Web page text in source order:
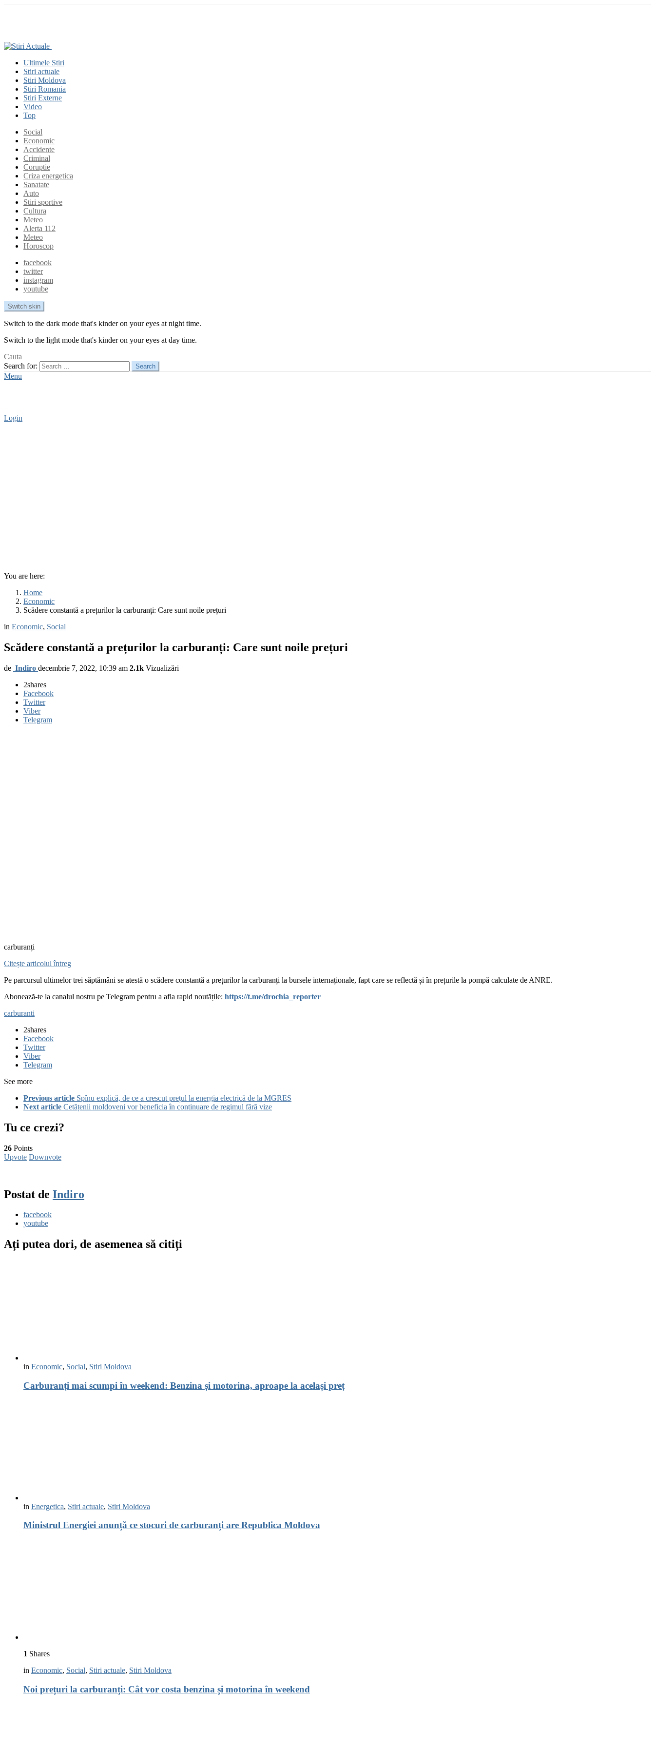
Ultimele Stiri
Stiri actuale
Stiri Moldova
Stiri Romania
Stiri Externe
Video
Top
Social
Economic
Accidente
Criminal
Coruptie
Criza energetica
Sanatate
Auto
Stiri sportive
Cultura
Meteo
Alerta 112
Meteo
Horoscop
facebook
twitter
instagram
youtube
Switch skin
Switch to the dark mode that's kinder on your eyes at night time.
Switch to the light mode that's kinder on your eyes at day time.
Cauta
Search for:
Search
Menu
Login
You are here:
Home
Economic
Scădere constantă a prețurilor la carburanți: Care sunt noile prețuri
in Economic, Social
Scădere constantă a prețurilor la carburanți: Care sunt noile prețuri
de Indiro decembrie 7, 2022, 10:39 am 2.1k Vizualizări
2shares
Facebook
Twitter
Viber
Telegram
carburanți
Citește articolul întreg
Pe parcursul ultimelor trei săptămâni se atestă o scădere constantă a prețurilor la carburanți la bursele internaționale, fapt care se reflectă și în prețurile la pompă calculate de ANRE.
Abonează-te la canalul nostru pe Telegram pentru a afla rapid noutățile: https://t.me/drochia_reporter
carburanti
2shares
Facebook
Twitter
Viber
Telegram
See more
Previous article Spînu explică, de ce a crescut prețul la energia electrică de la MGRES
Next article Cetățenii moldoveni vor beneficia în continuare de regimul fără vize
Tu ce crezi?
26 Points
Upvote Downvote
Postat de Indiro
facebook
youtube
Ați putea dori, de asemenea să citiți
in Economic, Social, Stiri Moldova
Carburanți mai scumpi în weekend: Benzina și motorina, aproape la același preț
in Energetica, Stiri actuale, Stiri Moldova
Ministrul Energiei anunță ce stocuri de carburanți are Republica Moldova
1 Shares
in Economic, Social, Stiri actuale, Stiri Moldova
Noi prețuri la carburanți: Cât vor costa benzina și motorina în weekend